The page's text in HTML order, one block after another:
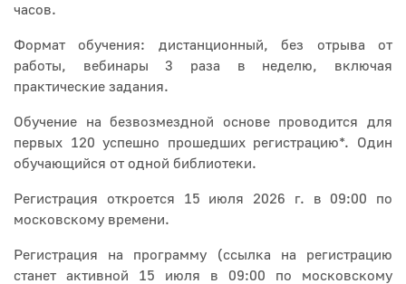
часов.
Формат обучения: дистанционный, без отрыва от
работы, вебинары 3 раза в неделю, включая
практические задания.
Обучение на безвозмездной основе проводится для
первых 120 успешно прошедших регистрацию*. Один
обучающийся от одной библиотеки.
Регистрация откроется 15 июля 2026 г. в 09:00 по
московскому времени.
Регистрация на программу (ссылка на регистрацию
станет активной 15 июля в 09:00 по московскому